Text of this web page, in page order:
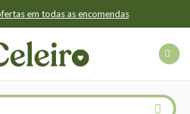
em todas as encomendas